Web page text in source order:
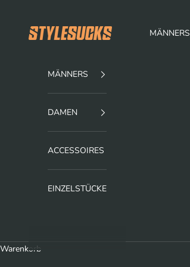
stylesucks MÄNNERS
MÄNNERS
DAMEN
ACCESSOIRES
EINZELSTÜCKE
Warenkorb